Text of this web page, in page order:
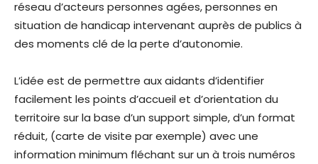
réseau d’acteurs personnes agées, personnes en
situation de handicap intervenant auprès de publics à
des moments clé de la perte d’autonomie.
L’idée est de permettre aux aidants d’identifier
facilement les points d’accueil et d’orientation du
territoire sur la base d’un support simple, d’un format
réduit, (carte de visite par exemple) avec une
information minimum fléchant sur un à trois numéros